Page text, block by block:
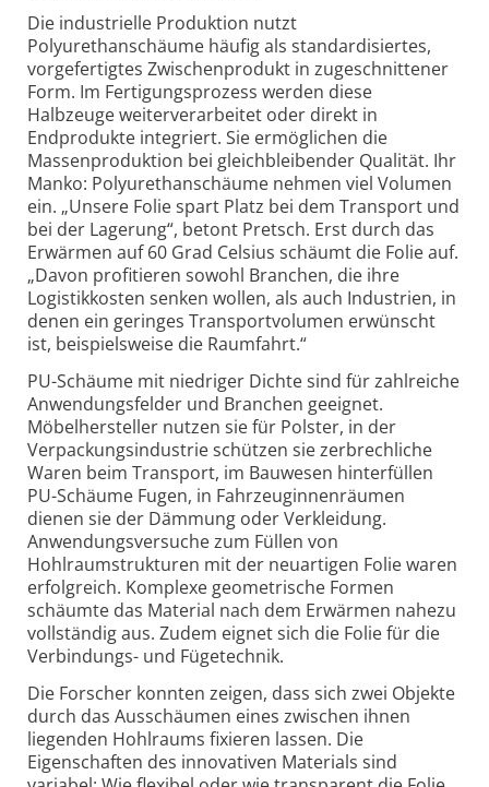
Die industrielle Produktion nutzt
Polyurethanschäume häufig als standardisiertes,
vorgefertigtes Zwischenprodukt in zugeschnittener
Form. Im Fertigungsprozess werden diese
Halbzeuge weiterverarbeitet oder direkt in
Endprodukte integriert. Sie ermöglichen die
Massenproduktion bei gleichbleibender Qualität. Ihr
Manko: Polyurethanschäume nehmen viel Volumen
ein. „Unsere Folie spart Platz bei dem Transport und
bei der Lagerung“, betont Pretsch. Erst durch das
Erwärmen auf 60 Grad Celsius schäumt die Folie auf.
„Davon profitieren sowohl Branchen, die ihre
Logistikkosten senken wollen, als auch Industrien, in
denen ein geringes Transportvolumen erwünscht
ist, beispielsweise die Raumfahrt.“
PU-Schäume mit niedriger Dichte sind für zahlreiche
Anwendungsfelder und Branchen geeignet.
Möbelhersteller nutzen sie für Polster, in der
Verpackungsindustrie schützen sie zerbrechliche
Waren beim Transport, im Bauwesen hinterfüllen
PU-Schäume Fugen, in Fahrzeuginnenräumen
dienen sie der Dämmung oder Verkleidung.
Anwendungsversuche zum Füllen von
Hohlraumstrukturen mit der neuartigen Folie waren
erfolgreich. Komplexe geometrische Formen
schäumte das Material nach dem Erwärmen nahezu
vollständig aus. Zudem eignet sich die Folie für die
Verbindungs- und Fügetechnik.
Die Forscher konnten zeigen, dass sich zwei Objekte
durch das Ausschäumen eines zwischen ihnen
liegenden Hohlraums fixieren lassen. Die
Eigenschaften des innovativen Materials sind